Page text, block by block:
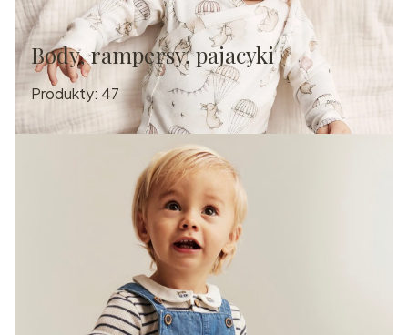
Body, rampersy, pajacyki
Produkty: 47